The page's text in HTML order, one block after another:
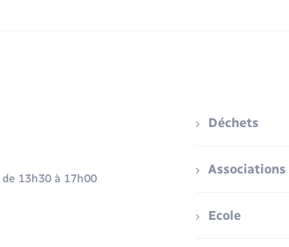
13h30 à 17h00
Déchets
Associations
Ecole